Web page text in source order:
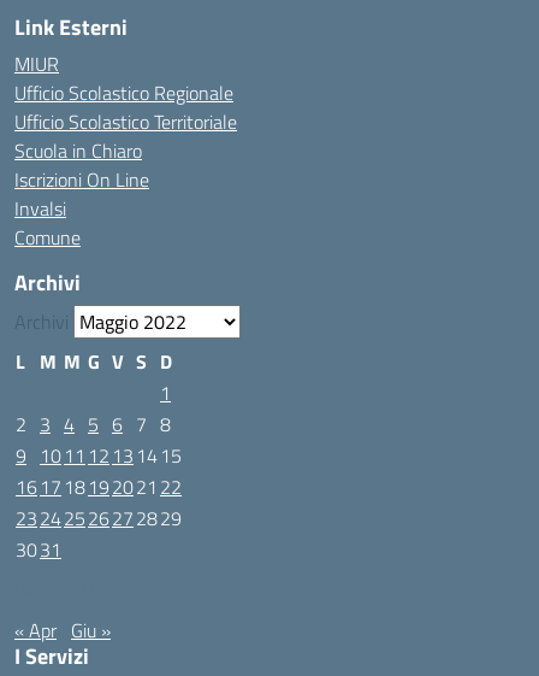
Link Esterni
MIUR
Ufficio Scolastico Regionale
Ufficio Scolastico Territoriale
Scuola in Chiaro
Iscrizioni On Line
Invalsi
Comune
Archivi
Archivi
L M M G V S D
1
2 3 4 5 6 7 8
9 1011 12 13 1415
1617 18192021 22
23242526272829
3031
« Apr Giu »
I Servizi